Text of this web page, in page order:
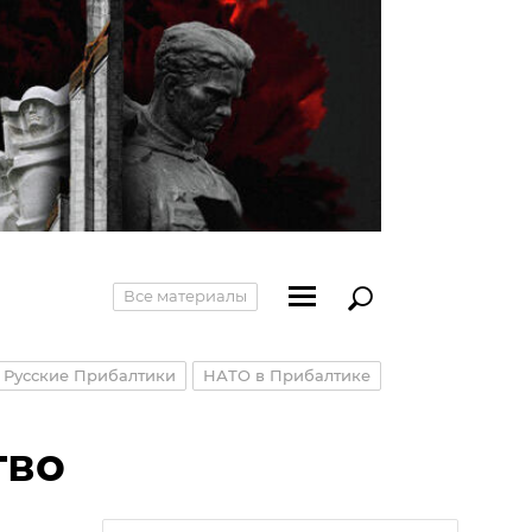
Все материалы
Русские Прибалтики НАТО в Прибалтике